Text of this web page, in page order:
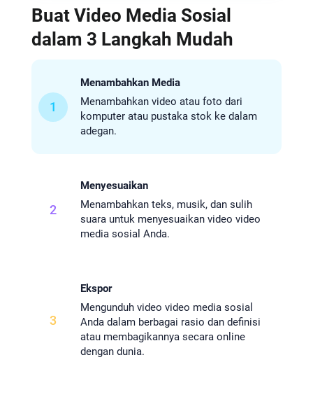
Buat Video Media Sosial
dalam 3 Langkah Mudah
1
Menambahkan Media
Menambahkan video atau foto dari
komputer atau pustaka stok ke dalam
adegan.
2
Menyesuaikan
Menambahkan teks, musik, dan sulih
suara untuk menyesuaikan video video
media sosial Anda.
3
Ekspor
Mengunduh video video media sosial
Anda dalam berbagai rasio dan definisi
atau membagikannya secara online
dengan dunia.